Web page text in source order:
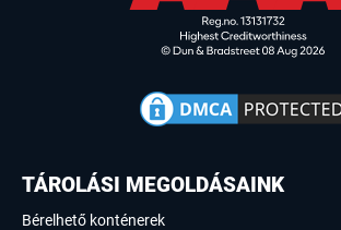
TÁROLÁSI MEGOLDÁSAINK
Bérelhető konténerek